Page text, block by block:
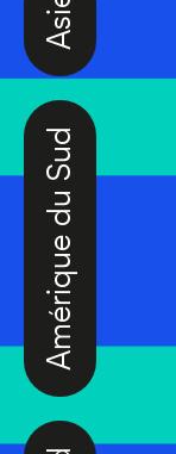
Amérique du Sud